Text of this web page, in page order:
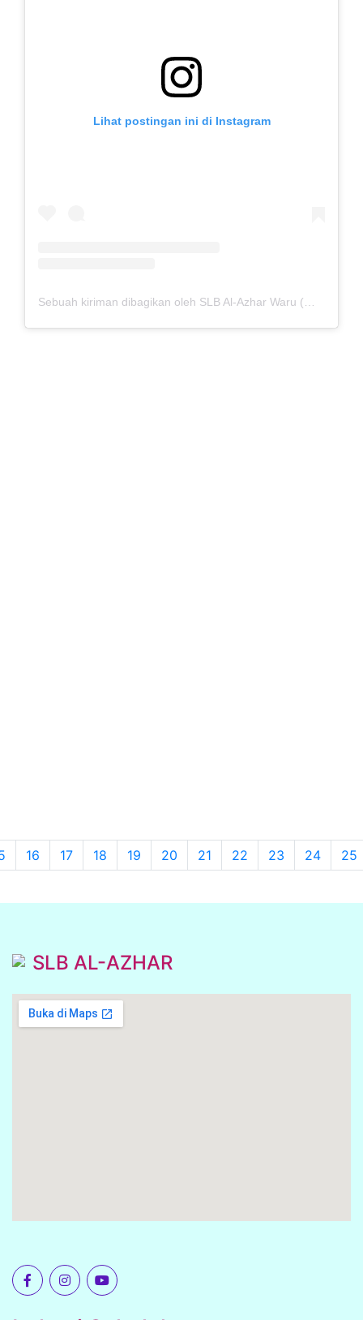
Lihat postingan ini di Instagram
16 17 18 19 20 21 22 23 24 25
SLB AL-AZHAR